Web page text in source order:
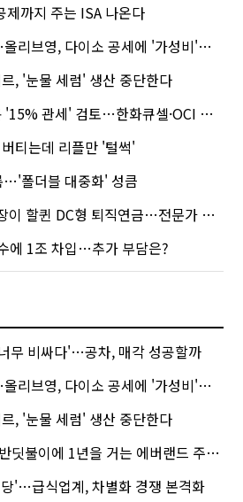
제까지 주는 ISA 나온다
브영, 다이소 공세에 '가성비'로 맞불
르, '눈물 세럼' 생산 중단한다
관세' 검토…한화큐셀·OCI 영향은?
티는데 리플만 '털썩'
…'폴더블 대중화' 성큼
할퀸 DC형 퇴직연금…전문가 조언은
에 1조 차입…추가 부담은?
무 비싸다'…공차, 매각 성공할까
브영, 다이소 공세에 '가성비'로 맞불
르, '눈물 세럼' 생산 중단한다
불이에 1년을 거는 에버랜드 주키퍼
'…급식업계, 차별화 경쟁 본격화